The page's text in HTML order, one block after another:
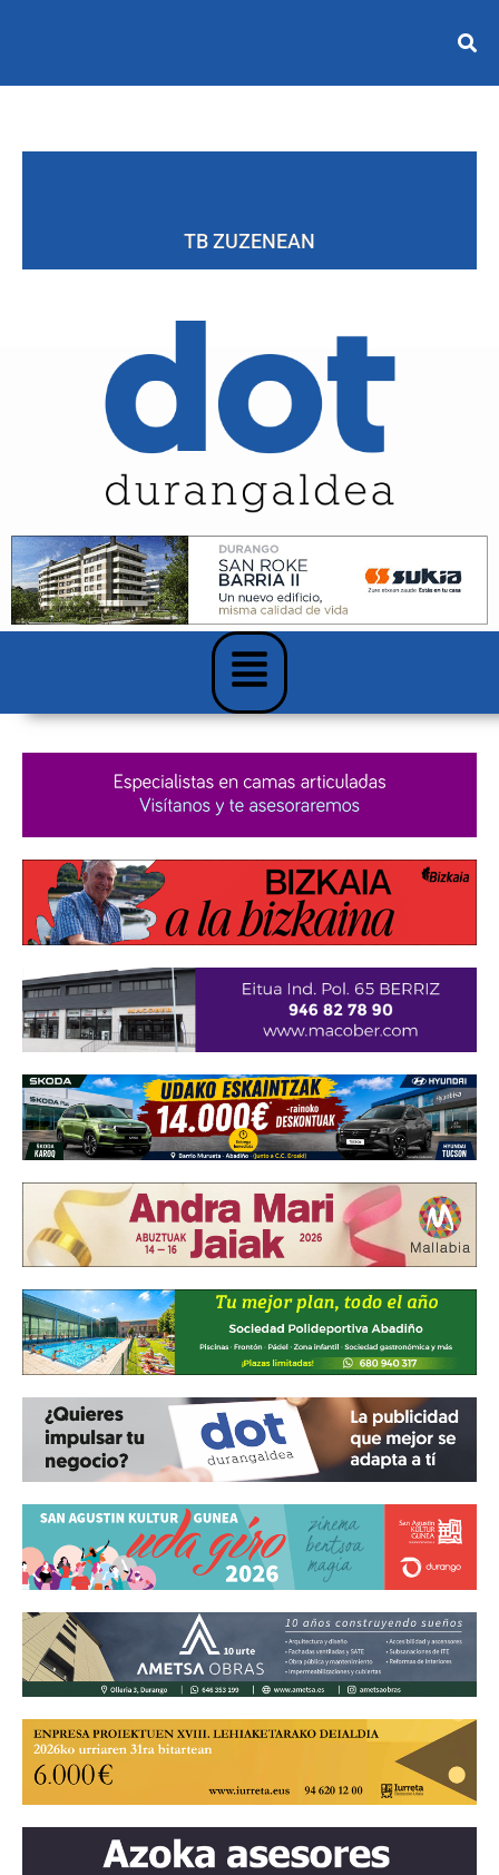
TB ZUZENEAN